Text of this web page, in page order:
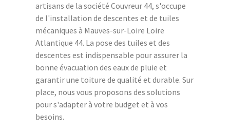
artisans de la société Couvreur 44, s'occupe
de l'installation de descentes et de tuiles
mécaniques à Mauves-sur-Loire Loire
Atlantique 44. La pose des tuiles et des
descentes est indispensable pour assurer la
bonne évacuation des eaux de pluie et
garantir une toiture de qualité et durable. Sur
place, nous vous proposons des solutions
pour s'adapter à votre budget et à vos
besoins.